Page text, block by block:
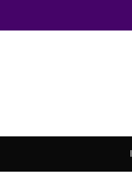
contenido